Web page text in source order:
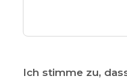
Ich stimme zu,